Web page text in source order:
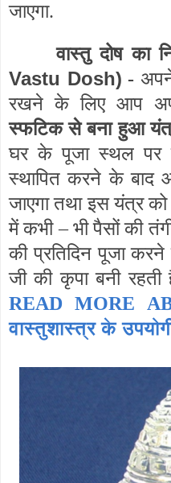
जाएगा.
वास्तु दोष का
Vastu Dosh) -
रखने के लिए आप
स्फटिक से बना हुआ
घर के पूजा स्थल पर
स्थापित करने के बाद
जाएगा तथा इस यंत्र
में कभी – भी पैसों की
की प्रतिदिन पूजा करने
जी की कृपा बनी रहती
READ MORE
वास्तुशास्त्र के